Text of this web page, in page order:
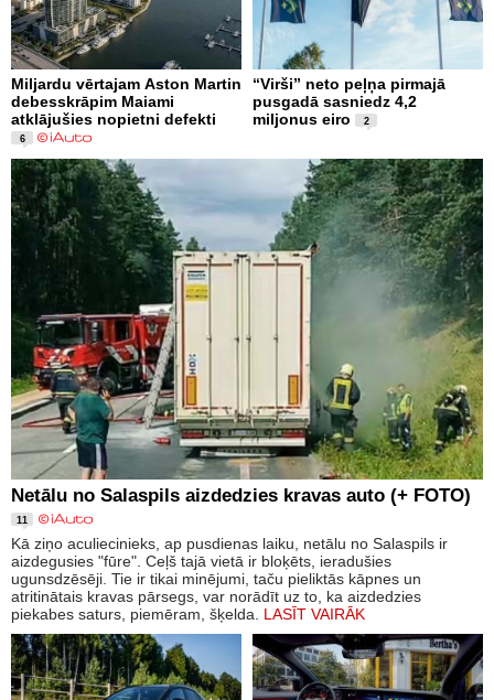
Miljardu vērtajam Aston Martin
debesskrāpim Maiami
atklājušies nopietni defekti
6
“Virši” neto peļņa pirmajā
pusgadā sasniedz 4,2
miljonus eiro
2
Netālu no Salaspils aizdedzies kravas auto (+ FOTO)
11
Kā ziņo aculiecinieks, ap pusdienas laiku, netālu no Salaspils ir
aizdegusies "fūre". Ceļš tajā vietā ir bloķēts, ieradušies
ugunsdzēsēji. Tie ir tikai minējumi, taču pieliktās kāpnes un
atritinātais kravas pārsegs, var norādīt uz to, ka aizdedzies
piekabes saturs, piemēram, šķelda. LASĪT VAIRĀK